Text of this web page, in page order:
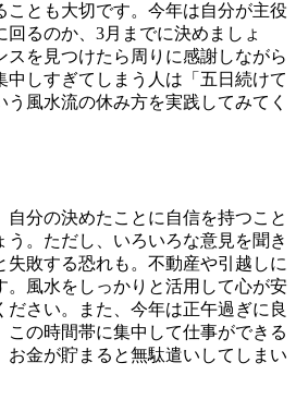
ことも大切です。今年は自分が主役
るのか、3月までに決めましょ
スを見つけたら周りに感謝しながら
中しすぎてしまう人は「五日続けて
風水流の休み方を実践してみてく
自分の決めたことに自信を持つこと
う。ただし、いろいろな意見を聞き
失敗する恐れも。不動産や引越しに
。風水をしっかりと活用して心が安
ださい。また、今年は正午過ぎに良
この時間帯に集中して仕事ができる
お金が貯まると無駄遣いしてしまい